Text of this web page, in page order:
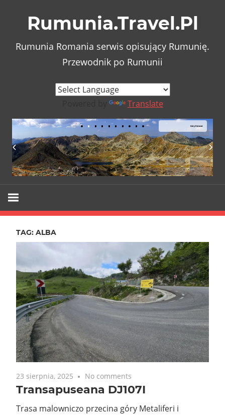
Rumunia.Travel.Pl
Rumunia Romania serwis opisujący Rumunię.
Przewodnik po Rumunii
Translate
Góry Retezat
TAG: ALBA
23 sierpnia, 2025 No comments
Transapuseana DJ107I
Trasa malowniczo przecina góry Metaliferi i